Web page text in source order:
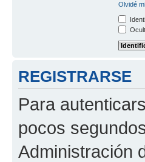
Olvidé
REGISTRARSE
Para
pocos
Administración